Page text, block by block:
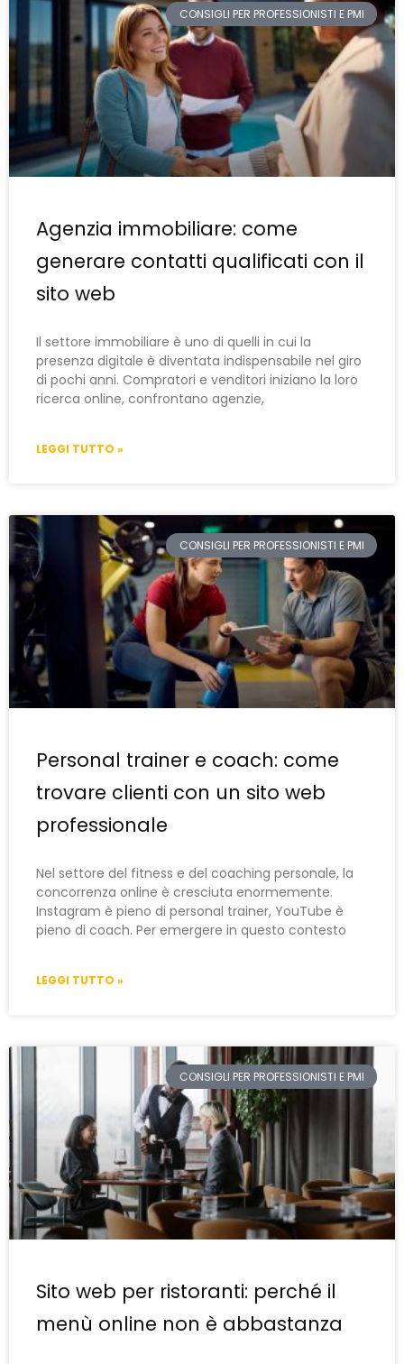
CONSIGLI PER PROFESSIONISTI E PMI
Agenzia immobiliare: come
generare contatti qualificati con il
sito web
Il settore immobiliare è uno di quelli in cui la
presenza digitale è diventata indispensabile nel giro
di pochi anni. Compratori e venditori iniziano la loro
ricerca online, confrontano agenzie,
LEGGI TUTTO »
CONSIGLI PER PROFESSIONISTI E PMI
Personal trainer e coach: come
trovare clienti con un sito web
professionale
Nel settore del fitness e del coaching personale, la
concorrenza online è cresciuta enormemente.
Instagram è pieno di personal trainer, YouTube è
pieno di coach. Per emergere in questo contesto
LEGGI TUTTO »
CONSIGLI PER PROFESSIONISTI E PMI
Sito web per ristoranti: perché il
menù online non è abbastanza